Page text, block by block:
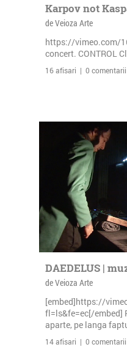
Karpov not
de Veioza Arte
https://vimeo.com/
concert. CONTROL
16 afisari | 0 comentarii
DAEDELUS |
de Veioza Arte
[embed]https://
fl=ls&fe=ec[/embed]
aparte, pe langa
14 afisari | 0 comentarii